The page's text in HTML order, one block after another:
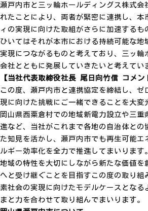
瀬戸内市と三ッ輪ホールディングス株式会
れたことにより、両者が緊密に連携し、本
ィの実現に向けた取組がさらに加速するも
ひいてはそれが本市における持続可能な地
実現につながるものと考えており、三ッ輪
会社とともに発展していきたいと考えてい
【当社代表取締役社長 尾日向竹信 コメン
この度、瀬戸内市と連携協定を締結し、ゼ
現に向けた挑戦にご一緒できることを大変
岡山県西粟倉村での地域新電力設立や三重
進など、当社がこれまで各地の自治体との
た知見を活かし、瀬戸内市でも再生可能エ
ルギー効率化を全力で推進してまいります。
地域の特性を大切にしながら新たな価値を
へと受け継ぐことを目指すこの度の取り組
素社会の実現に向けたモデルケースとなる
まと力を合わせて取り組んでまいります。